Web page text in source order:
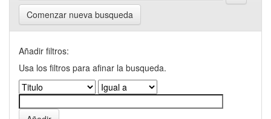
Comenzar nueva busqueda
Añadir filtros:
Usa los filtros para afinar la busqueda.